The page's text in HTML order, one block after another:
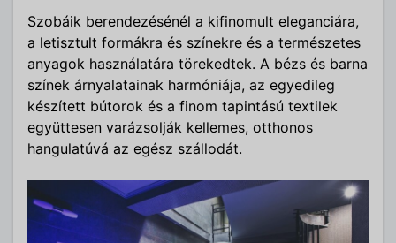
Szobáik berendezésénél a kifinomult eleganciára,
a letisztult formákra és színekre és a természetes
anyagok használatára törekedtek. A bézs és barna
színek árnyalatainak harmóniája, az egyedileg
készített bútorok és a finom tapintású textilek
együttesen varázsolják kellemes, otthonos
hangulatúvá az egész szállodát.